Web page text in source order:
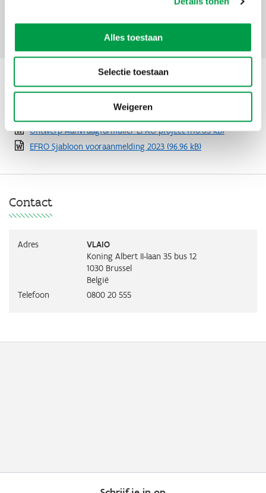
Alles toestaan
Selectie toestaan
Weigeren
Contact
Documenten
Ontwerp Aanvraagformulier EFRO project(110.03 kB)
EFRO Sjabloon vooraanmelding 2023 (96.96 kB)
Contact
Adres
VLAIO
Koning Albert II-laan 35 bus 12
1030 Brussel
België
Telefoon
0800 20 555